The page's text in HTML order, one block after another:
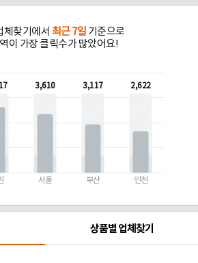
체찾기에서 최근 7일 기준으로
이 가장 클릭수가 많았어요!
3,610
서울
3,117
부산
2,622
인천
상품별 업체찾기